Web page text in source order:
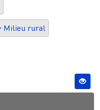
Milieu rural